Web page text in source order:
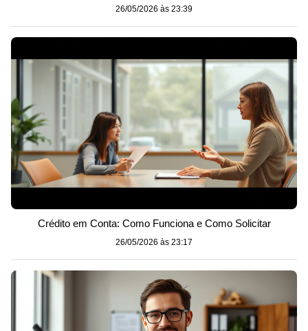
26/05/2026 às 23:39
Crédito em Conta: Como Funciona e Como Solicitar
26/05/2026 às 23:17